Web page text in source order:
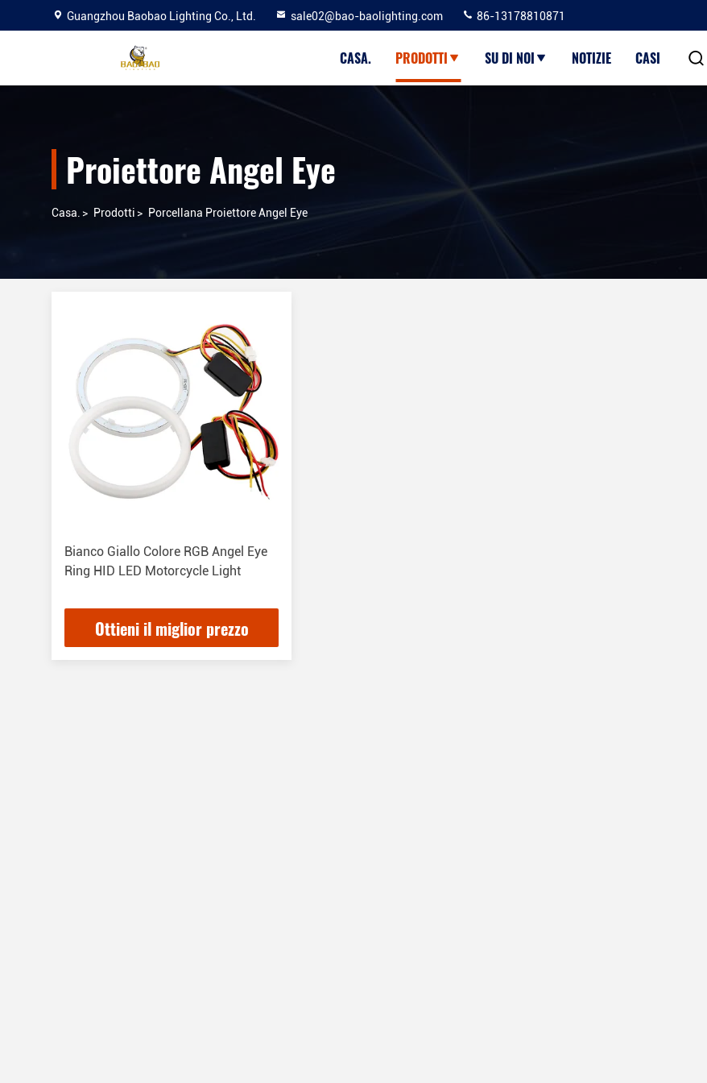
Guangzhou Baobao Lighting Co., Ltd. sale02@bao-baolighting.com 86-13178810871
CASA. PRODOTTI SU DI NOI NOTIZIE CASI
Proiettore Angel Eye
Casa. > Prodotti > Porcellana Proiettore Angel Eye
Bianco Giallo Colore RGB Angel Eye
Ring HID LED Motorcycle Light
Ottieni il miglior prezzo